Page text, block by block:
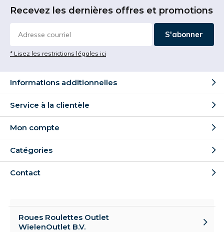
Recevez les dernières offres et promotions
S'abonner
* Lisez les restrictions légales ici
Informations additionnelles
Service à la clientèle
Mon compte
Catégories
Contact
Roues Roulettes Outlet
WielenOutlet B.V.